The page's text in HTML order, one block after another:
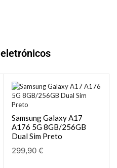
Samsung Galaxy A17
A176 5G 8GB/256GB
Dual Sim Preto
299,90 €